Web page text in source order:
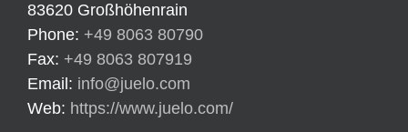
83620 Großhöhenrain
Phone: +49 8063 80790
Fax: +49 8063 807919
Email: info@juelo.com
Web: https://www.juelo.com/